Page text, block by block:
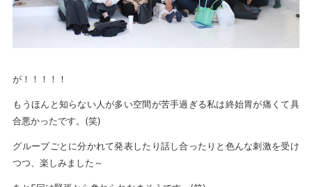
が！！！！！
もうほんと知らない人が多い空間が苦手過ぎる私は終始胃が痛くて具
合悪かったです。(笑)
グループごとに分かれて発表したり話し合ったりと色んな刺激を受け
つつ、楽しみました～